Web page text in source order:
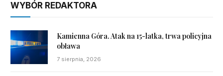
WYBÓR REDAKTORA
Kamienna Góra. Atak na 15-latka, trwa policyjna
obława
7 sierpnia, 2026